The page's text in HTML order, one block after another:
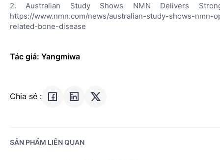
2. Australian Study Shows NMN Delivers
https://www.nmn.com/news/australian-study-shows-nmn-
related-bone-disease
Tác giả: Yangmiwa
Chia sẻ :
SẢN PHẨM LIÊN QUAN